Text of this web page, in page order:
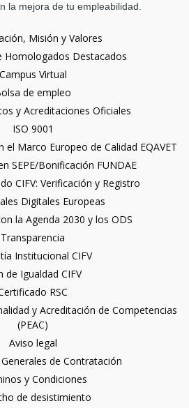
la mejora de tu empleabilidad.
Misión y Valores
Homologados Destacados
Campus Virtual
de empleo
y Acreditaciones Oficiales
ISO 9001
el Marco Europeo de Calidad EQAVET
SEPE/Bonificación FUNDAE
CIFV: Verificación y Registro
Digitales Europeas
la Agenda 2030 y los ODS
Transparencia
Institucional CIFV
de Igualdad CIFV
RSC
y Acreditación de Competencias
(PEAC)
Aviso legal
de Contratación
y Condiciones
de desistimiento